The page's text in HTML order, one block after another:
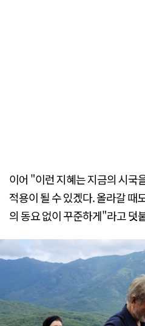
이어 "이런 지혜는 지금의 시국
적용이 될 수 있겠다. 올라갈 때
의 동요 없이 꾸준하게"라고 덧